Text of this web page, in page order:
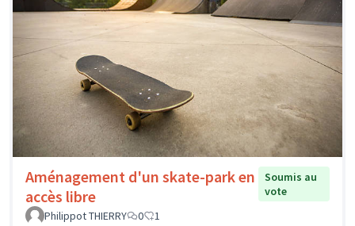
Aménagement d'un skate-park en
accès libre
Soumis au
vote
Philippot THIERRY
0 1